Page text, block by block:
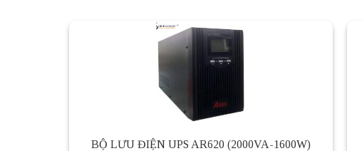
BỘ LƯU ĐIỆN UPS AR620 (2000VA-1600W)